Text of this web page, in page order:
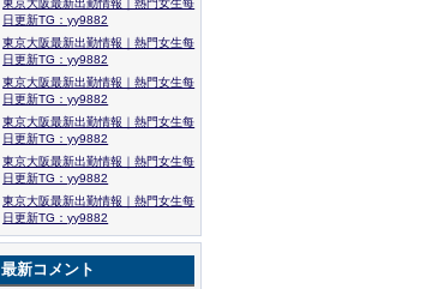
東京大阪最新出勤情報｜熱門女生每
日更新TG：yy9882
東京大阪最新出勤情報｜熱門女生每
日更新TG：yy9882
東京大阪最新出勤情報｜熱門女生每
日更新TG：yy9882
東京大阪最新出勤情報｜熱門女生每
日更新TG：yy9882
東京大阪最新出勤情報｜熱門女生每
日更新TG：yy9882
東京大阪最新出勤情報｜熱門女生每
日更新TG：yy9882
最新コメント